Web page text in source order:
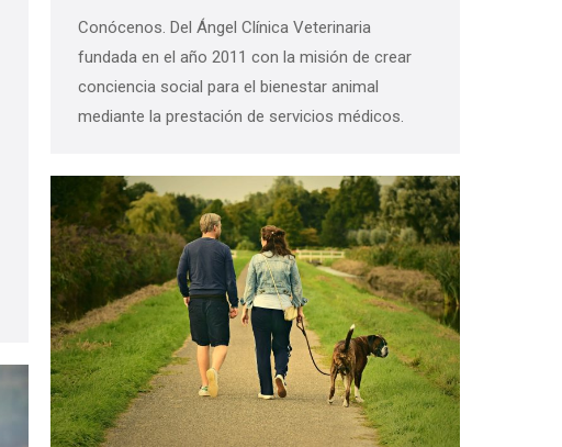
Conócenos. Del Ángel Clínica Veterinaria
fundada en el año 2011 con la misión de crear
conciencia social para el bienestar animal
mediante la prestación de servicios médicos.